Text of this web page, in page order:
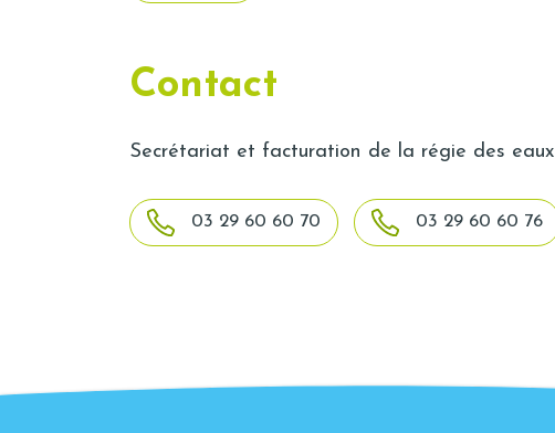
Contact
Secrétariat et facturation de la régie des eaux
03 29 60 60 70 03 29 60 60 76